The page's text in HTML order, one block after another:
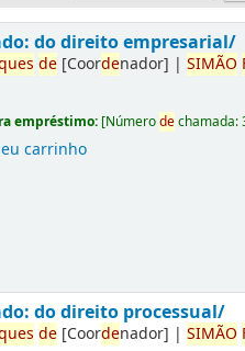
do direito empresarial/
de [Coordenador] |SIMÃO
empréstimo: [Númerodechamada:
carrinho
do direito processual/
de [Coordenador] |SIMÃO